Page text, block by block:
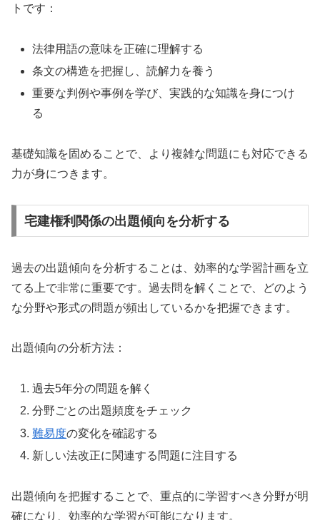
トです：
法律用語の意味を正確に理解する
条文の構造を把握し、読解力を養う
重要な判例や事例を学び、実践的な知識を身につけ
る
基礎知識を固めることで、より複雑な問題にも対応できる
力が身につきます。
宅建権利関係の出題傾向を分析する
過去の出題傾向を分析することは、効率的な学習計画を立
てる上で非常に重要です。過去問を解くことで、どのよう
な分野や形式の問題が頻出しているかを把握できます。
出題傾向の分析方法：
過去5年分の問題を解く
分野ごとの出題頻度をチェック
難易度の変化を確認する
新しい法改正に関連する問題に注目する
出題傾向を把握することで、重点的に学習すべき分野が明
確になり、効率的な学習が可能になります。